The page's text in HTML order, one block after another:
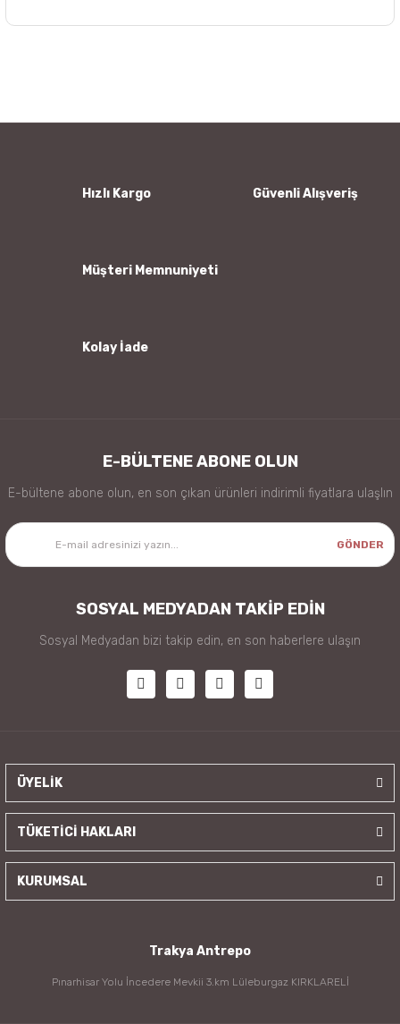
Ürün bilgilerinde hatalar bulunuyor.
Hızlı Kargo Güvenli Alışveriş
Müşteri Memnuniyeti
Kolay İade
E-BÜLTENE ABONE OLUN
E-bültene abone olun, en son çıkan ürünleri indirimli fiyatlara ulaşlın
GÖNDER
SOSYAL MEDYADAN TAKİP EDİN
Sosyal Medyadan bizi takip edin, en son haberlere ulaşın
ÜYELİK
TÜKETİCİ HAKLARI
KURUMSAL
Trakya Antrepo
Pınarhisar Yolu İncedere Mevkii 3.km Lüleburgaz KIRKLARELİ